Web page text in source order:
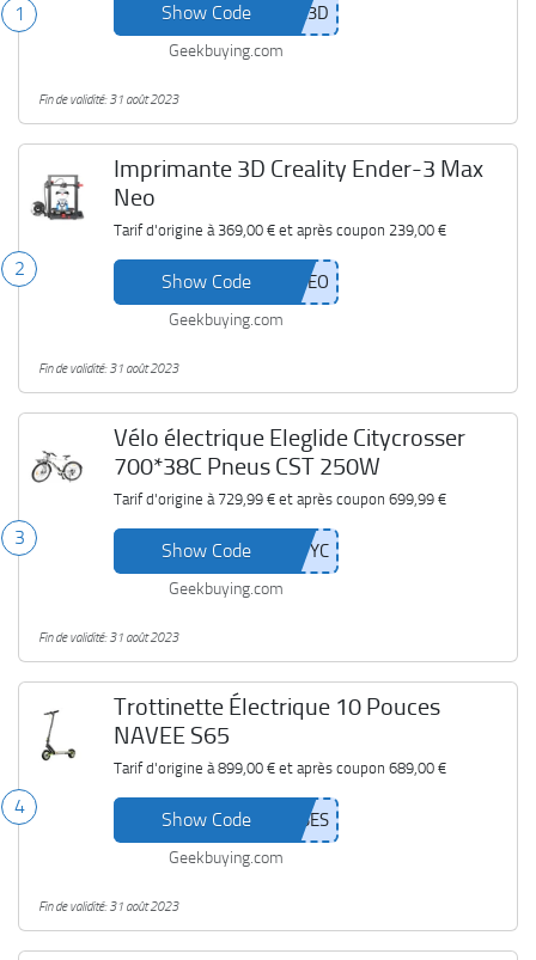
1 Show Code
Geekbuying.com
Fin de validité: 31 août 2023
2
Imprimante 3D Creality Ender-3 Max
Neo
Tarif d'origine à 369,00 €et après coupon 239,00 €
Show Code
Geekbuying.com
Fin de validité: 31 août 2023
3
Vélo électrique Eleglide Citycrosser
700*38C Pneus CST 250W
Tarif d'origine à 729,99 €et après coupon 699,99 €
Show Code
Geekbuying.com
Fin de validité: 31 août 2023
4
Trottinette Électrique 10 Pouces
NAVEE S65
Tarif d'origine à899,00 €et après coupon 689,00 €
Show Code
Geekbuying.com
Fin de validité: 31 août 2023